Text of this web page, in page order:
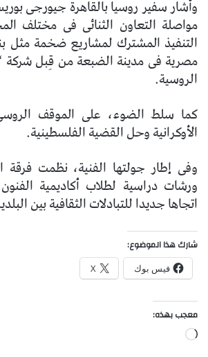
وأشار سفير روسيا بالقاهرة جيورجى
مواصلة التعاون الثنائى فى مختلف
التنفيذ المشترك لمشاريع ضخمة مثل
مصرية فى مدينة الضبعة من قِبل شركة
الروسية.
كما سلط الضوء، على الموقف
الأوكرانية وحل القضية الفلسطينية.
وفى إطار جولتها الفنية، نظمت فرقة
ورشات دراسية لطلاب أكاديمية
اتجاها جديدا للتبادلات الثقافية بين
شارك هذا الموضوع:
فيس بوك X
معجب بهذه:
جاري